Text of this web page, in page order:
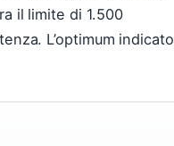
il limite di 1.500
L’optimum indicato